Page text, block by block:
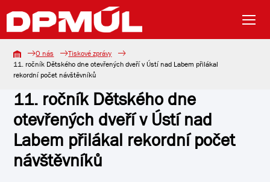
O nás
Tiskové zprávy
11. ročník Dětského dne otevřených dveří v Ústí nad Labem přilákal
rekordní počet návštěvníků
11. ročník Dětského dne
otevřených dveří v Ústí nad
Labem přilákal rekordní počet
návštěvníků